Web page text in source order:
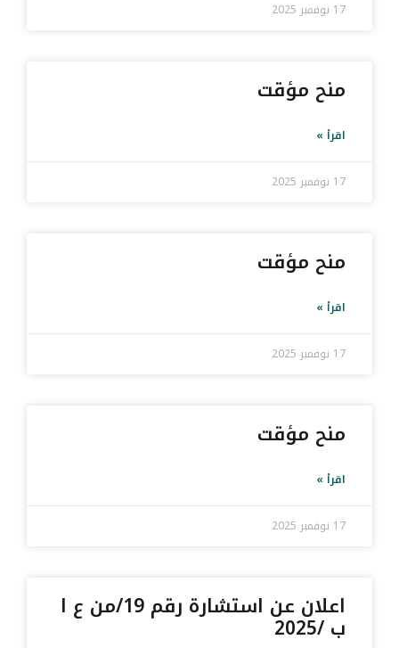
17 نوفمبر 2025
منح مؤقت
اقرأ »
17 نوفمبر 2025
منح مؤقت
اقرأ »
17 نوفمبر 2025
منح مؤقت
اقرأ »
17 نوفمبر 2025
اعلان عن استشارة رقم 19/من ع ا
ب /2025